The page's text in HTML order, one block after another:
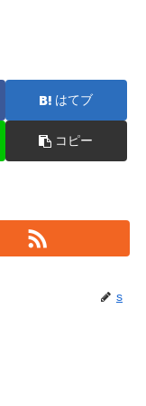
はてブ
コピー
s